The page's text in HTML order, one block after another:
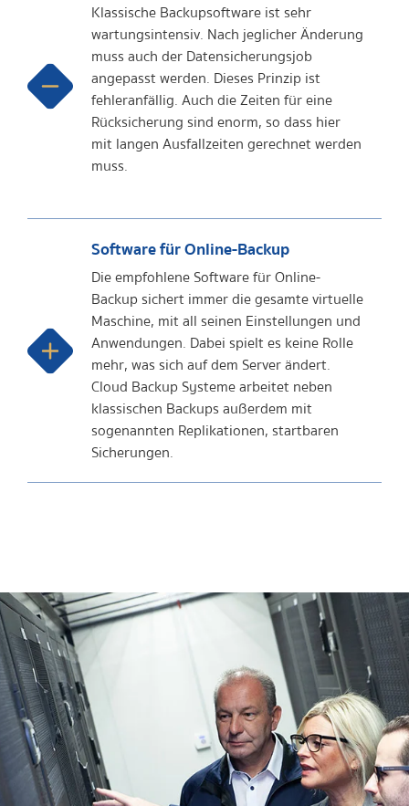
Klassische Backupsoftware ist sehr
wartungsintensiv. Nach jeglicher Änderung
muss auch der Datensicherungsjob
angepasst werden. Dieses Prinzip ist
fehleranfällig. Auch die Zeiten für eine
Rücksicherung sind enorm, so dass hier
mit langen Ausfallzeiten gerechnet werden
muss.
Software für Online-Backup
Die empfohlene Software für Online-
Backup sichert immer die gesamte virtuelle
Maschine, mit all seinen Einstellungen und
Anwendungen. Dabei spielt es keine Rolle
mehr, was sich auf dem Server ändert.
Cloud Backup Systeme arbeitet neben
klassischen Backups außerdem mit
sogenannten Replikationen, startbaren
Sicherungen.